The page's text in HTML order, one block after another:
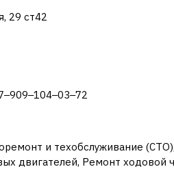
29 ст42
и техобслуживание
двигателей, Ремонт ходовой